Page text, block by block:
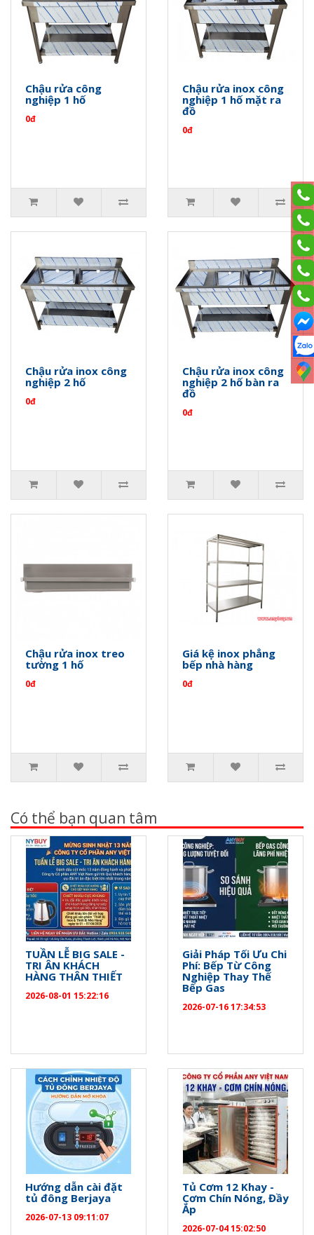
Chậu rửa công
nghiệp 1 hố
0đ
Chậu rửa inox công
nghiệp 1 hố mặt ra
đồ
0đ
Chậu rửa inox công
nghiệp 2 hố
0đ
Chậu rửa inox công
nghiệp 2 hố bàn ra
đồ
0đ
Chậu rửa inox treo
tường 1 hố
0đ
Giá kệ inox phẳng
bếp nhà hàng
0đ
Có thể bạn quan tâm
TUẦN LỄ BIG SALE -
TRI ÂN KHÁCH
HÀNG THÂN THIẾT
2026-08-01 15:22:16
Giải Pháp Tối Ưu Chi
Phí: Bếp Từ Công
Nghiệp Thay Thế
Bếp Gas
2026-07-16 17:34:53
Hướng dẫn cài đặt
tủ đông Berjaya
2026-07-13 09:11:07
Tủ Cơm 12 Khay -
Cơm Chín Nóng, Đầy
Ắp
2026-07-04 15:02:50